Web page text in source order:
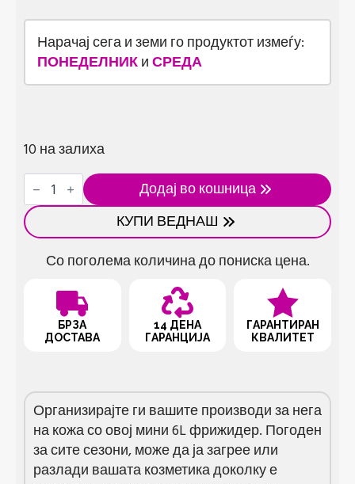
Нарачај сега и земи го продуктот измеѓу:
ПОНЕДЕЛНИК и СРЕДА
10 на залиха
Мини
фрижидер
со
лед
за
козметика
количина
Додај во кошница
КУПИ ВЕДНАШ
Со поголема количина до пониска цена.
БРЗА
ДОСТАВА
14 ДЕНА
ГАРАНЦИЈА
ГАРАНТИРАН
КВАЛИТЕТ
Организирајте ги вашите производи за нега
на кожа со овој мини 6L фрижидер. Погоден
за сите сезони, може да ја загрее или
разлади вашата козметика доколку е